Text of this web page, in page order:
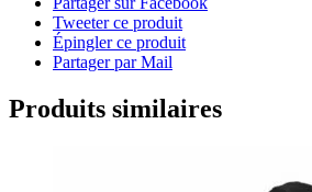
Tweeter ce produit
Épingler ce produit
Partager par Mail
Produits similaires